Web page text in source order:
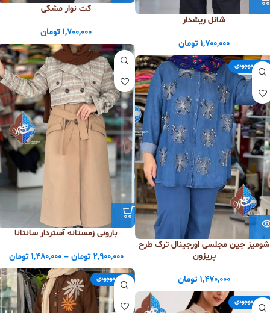
کت نوار مشکی
1,700,000 تومان
شانل ریشدار
1,700,000 تومان
بارونی زمستانه آستردار سانتانا
2,900,000 تومان –
1,480,000 تومان
اتمام موجودی
شومیز جین مجلسی اورجینال ترک طرح
پریزون
1,470,000 تومان اتمام موجودی
اتمام موجودی